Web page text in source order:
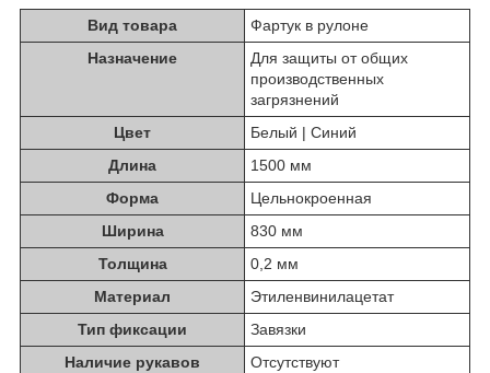
Вид товара
Фартук в рулоне
Назначение
Для защиты от общих
производственных
загрязнений
Цвет
Белый | Синий
Длина
1500 мм
Форма
Цельнокроенная
Ширина
830 мм
Толщина
0,2 мм
Материал
Этиленвинилацетат
Тип фиксации
Завязки
Наличие рукавов
Отсутствуют